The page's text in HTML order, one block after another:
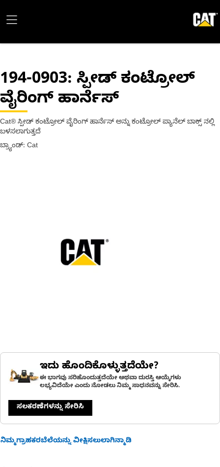
194-0903: ಸ್ಪೀಡ್ ಕಂಟ್ರೋಲ್
ವೈರಿಂಗ್ ಹಾರ್ನೆಸ್
Cat® ಸ್ಪೀಡ್ ಕಂಟ್ರೋಲ್ ವೈರಿಂಗ್ ಹಾರ್ನೆಸ್ ಅನ್ನು ಕಂಟ್ರೋಲ್ ಪ್ಯಾನೆಲ್ ಬಾಕ್ಸ್ ನಲ್ಲಿ
ಬಳಸಲಾಗುತ್ತದೆ
ಬ್ರ್ಯಾಂಡ್: Cat
ಇದು ಹೊಂದಿಕೊಳ್ಳುತ್ತದೆಯೇ?
ಈ ಭಾಗವು ಸರಿಹೊಂದುತ್ತದೆಯೇ ಅಥವಾ ದುರಸ್ತಿ ಆಯ್ಕೆಗಳು
ಲಭ್ಯವಿದೆಯೇ ಎಂದು ನೋಡಲು ನಿಮ್ಮ ಸಾಧನವನ್ನು ಸೇರಿಸಿ.
ಸಲಕರಣೆಗಳನ್ನು ಸೇರಿಸಿ
ನಿಮ್ಮಗ್ರಾಹಕರಬೆಲೆಯನ್ನು ವೀಕ್ಷಿಸಲುಲಾಗಿನ್ಮಾಡಿ